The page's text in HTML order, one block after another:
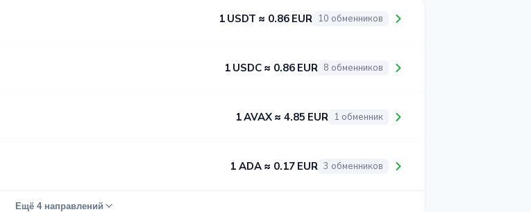
1 USDT ≈ 0.86 EUR 10 обменников
1 USDC ≈ 0.86 EUR 8 обменников
1 AVAX ≈ 4.85 EUR 1 обменник
1 ADA ≈ 0.17 EUR 3 обменников
Ещё 4 направлений